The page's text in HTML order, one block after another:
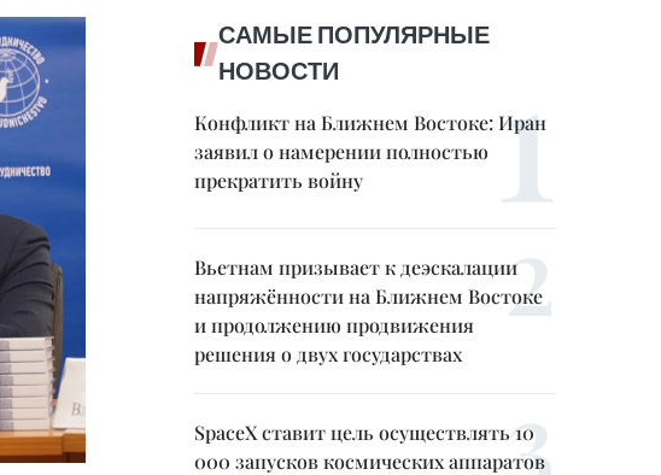
САМЫЕ ПОПУЛЯРНЫЕ
НОВОСТИ
Конфликт на Ближнем Востоке: Иран
заявил о намерении полностью
прекратить войну
Вьетнам призывает к деэскалации
напряжённости на Ближнем Востоке
и продолжению продвижения
решения о двух государствах
SpaceX ставит цель осуществлять 10
000 запусков космических аппаратов